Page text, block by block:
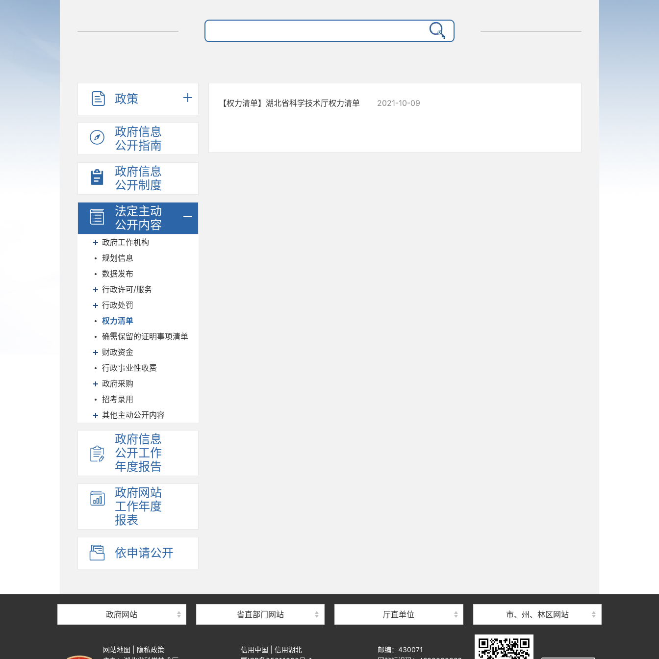
政策
政府信息
公开指南
政府信息
公开制度
法定主动
公开内容
政府工作机构
规划信息
数据发布
行政许可/服务
行政处罚
权力清单
确需保留的证明事项清单
财政资金
行政事业性收费
政府采购
招考录用
其他主动公开内容
政府信息
公开工作
年度报告
政府网站
工作年度
报表
依申请公开
【权力清单】湖北省科学技术厅权力清单 2021-10-09
政府网站 省直部门网站 厅直单位 市、州、林区网站
网站地图
隐私政策
信用中国
信用湖北
邮编：430071